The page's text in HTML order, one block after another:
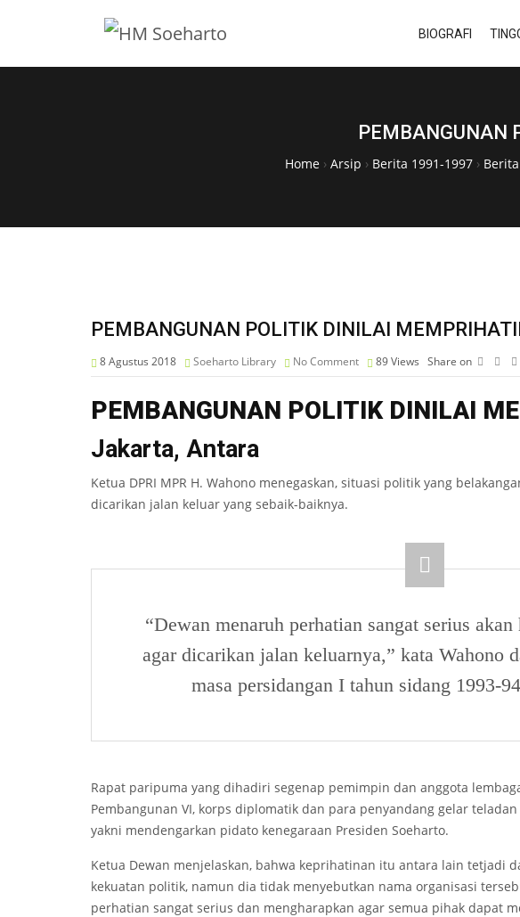
BIOGRAFI
PEMBANGUNAN
Home› Arsip › Berita 1991-1997›
PEMBANGUNAN POLITIK DINILAI
8 Agustus 2018 Soeharto Library No Comment 89Views Share on
PEMBANGUNAN POLITIK DINILAI
Jakarta, Antara
Ketua DPRI MPR H. Wahono menegaskan, situasi politik yang
dicarikan jalan keluar yang sebaik-baiknya.
“Dewan menaruh perhatian sangat serius
agar dicarikan jalan keluarnya,” kata Wahono
masa persidangan I tahun sidang 1993-
Rapat paripuma yang dihadiri segenap pemimpin dan anggota
Pembangunan VI, korps diplomatik dan para penyandang gelar
yakni mendengarkan pidato kenegaraan Presiden Soeharto.
Ketua Dewan menjelaskan, bahwa keprihatinan itu antara lain tetjadi
kekuatan politik, namun dia tidak menyebutkan nama organisasi
perhatian sangat serius dan mengharapkan agar semua pihak dapat